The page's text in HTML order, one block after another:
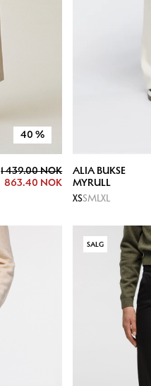
40 %
1 439.00 NOK
863.40 NOK
ALIA BUKSE
MYRULL
XSSMLXL
SALG